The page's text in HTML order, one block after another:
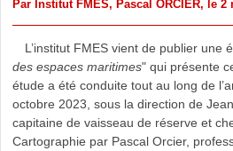
Par Institut FMES, Pascal ORCIER, le 2
L’institut FMES vient de publier une
des espaces maritimes" qui présente
étude a été conduite tout au long de
octobre 2023, sous la direction de
capitaine de vaisseau de réserve et
Cartographie par Pascal Orcier,